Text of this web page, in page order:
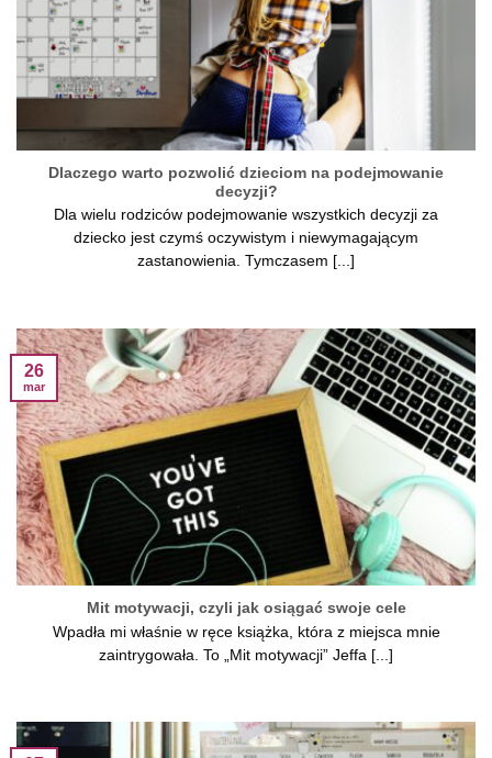
Dlaczego warto pozwolić dzieciom na podejmowanie
decyzji?
Dla wielu rodziców podejmowanie wszystkich decyzji za
dziecko jest czymś oczywistym i niewymagającym
zastanowienia. Tymczasem [...]
Mit motywacji, czyli jak osiągać swoje cele
Wpadła mi właśnie w ręce książka, która z miejsca mnie
zaintrygowała. To „Mit motywacji” Jeffa [...]
26
mar